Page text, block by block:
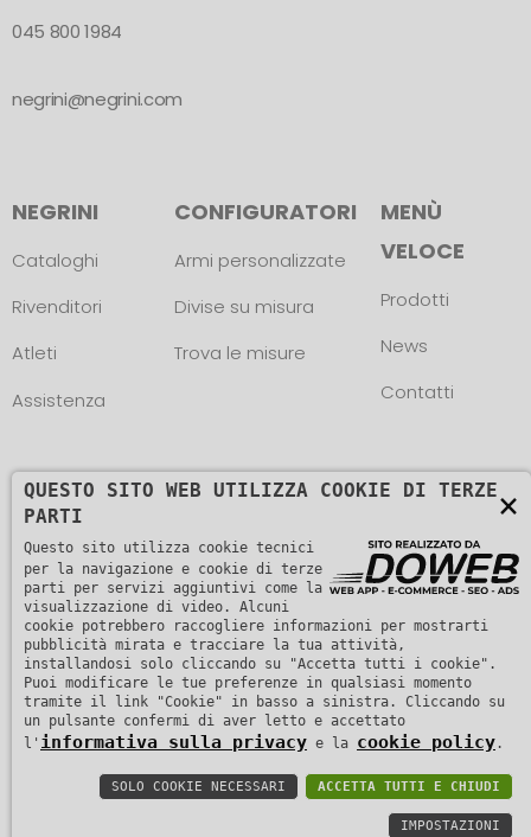
045 800 1984
negrini@negrini.com
NEGRINI
Cataloghi
Rivenditori
Atleti
Assistenza
CONFIGURATORI
Armi personalizzate
Divise su misura
Trova le misure
MENÙ
VELOCE
Prodotti
News
Contatti
Copyright © L. NEGRINI & F. snc. P. IVA
01482510235 -Informativa sulla privacy
×
QUESTO SITO WEB UTILIZZA COOKIE DI TERZE
PARTI
Questo sito utilizza cookie tecnici
per la navigazione e cookie di terze
parti per servizi aggiuntivi come la
visualizzazione di video. Alcuni
cookie potrebbero raccogliere informazioni per mostrarti
pubblicità mirata e tracciare la tua attività,
installandosi solo cliccando su "Accetta tutti i cookie".
Puoi modificare le tue preferenze in qualsiasi momento
tramite il link "Cookie" in basso a sinistra. Cliccando su
un pulsante confermi di aver letto e accettato
l' informativa sulla privacy e la cookie policy .
ACCETTA TUTTI E CHIUDI
SOLO COOKIE NECESSARI
IMPOSTAZIONI